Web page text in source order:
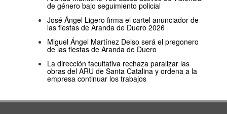
de género bajo seguimiento policial
José Ángel Ligero firma el cartel anunciador de
las fiestas de Aranda de Duero 2026
Miguel Ángel Martínez Delso será el pregonero
de las fiestas de Aranda de Duero
La dirección facultativa rechaza paralizar las
obras del ARU de Santa Catalina y ordena a la
empresa continuar los trabajos